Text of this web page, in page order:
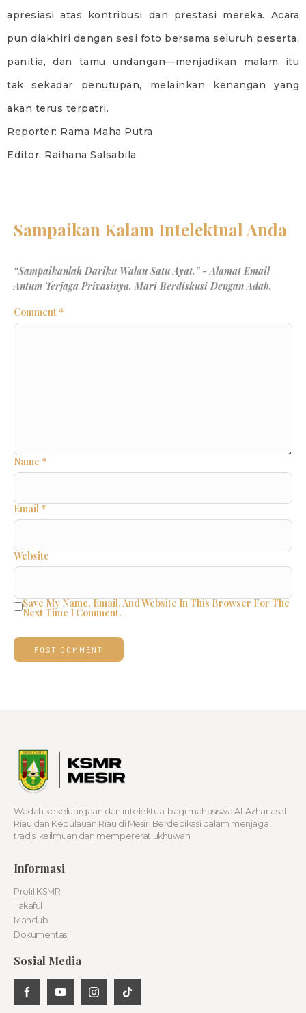
apresiasi atas kontribusi dan prestasi mereka. Acara
pun diakhiri dengan sesi foto bersama seluruh peserta,
panitia, dan tamu undangan—menjadikan malam itu
tak sekadar penutupan, melainkan kenangan yang
akan terus terpatri.
Reporter: Rama Maha Putra
Editor: Raihana Salsabila
Comment*
Name *
Email*
Website
Save My Name, Email, And Website In This Browser For The
Next Time I Comment.
Wadah kekeluargaan dan intelektual bagi mahasiswa Al-Azhar asal
Riau dan Kepulauan Riau di Mesir. Berdedikasi dalam menjaga
tradisi keilmuan dan mempererat ukhuwah
Informasi
Profil KSMR
Takaful
Mandub
Dokumentasi
Sosial Media